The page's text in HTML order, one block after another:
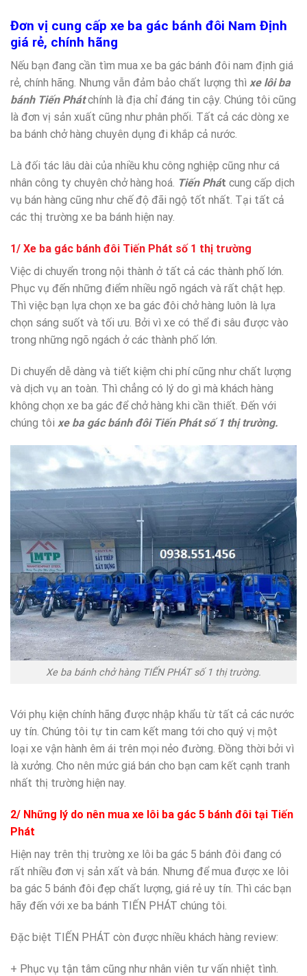
Đơn vị cung cấp xe ba gác bánh đôi Nam Định
giá rẻ, chính hãng
Nếu bạn đang cần tìm mua xe ba gác bánh đôi nam định giá
rẻ, chính hãng. Nhưng vẫn đảm bảo chất lượng thì xe lôi ba
bánh Tiến Phátchính là địa chỉ đáng tin cậy. Chúng tôi cũng
là đơn vị sản xuất cũng như phân phối. Tất cả các dòng xe
ba bánh chở hàng chuyên dụng đi khắp cả nước.
Là đối tác lâu dài của nhiều khu công nghiệp cũng như cá
nhân công ty chuyên chở hàng hoá. Tiến Phát cung cấp dịch
vụ bán hàng cũng như chế độ đãi ngộ tốt nhất. Tại tất cả
các thị trường xe ba bánh hiện nay.
1/ Xe ba gác bánh đôi Tiến Phát số 1 thị trường
Việc di chuyển trong nội thành ở tất cả các thành phố lớn.
Phục vụ đến những điểm nhiều ngõ ngách và rất chật hẹp.
Thì việc bạn lựa chọn xe ba gác đôi chở hàng luôn là lựa
chọn sáng suốt và tối ưu. Bởi vì xe có thể đi sâu được vào
trong những ngõ ngách ở các thành phố lớn.
Di chuyển dễ dàng và tiết kiệm chi phí cũng như chất lượng
và dịch vụ an toàn. Thì chẳng có lý do gì mà khách hàng
không chọn xe ba gác để chở hàng khi cần thiết. Đến với
chúng tôi xe ba gác bánh đôi Tiến Phát số 1 thị trường.
Xe ba bánh chở hàng TIẾN PHÁT số 1 thị trường.
Với phụ kiện chính hãng được nhập khẩu từ tất cả các nước
uy tín. Chúng tôi tự tin cam kết mang tới cho quý vị một
loại xe vận hành êm ái trên mọi nẻo đường. Đồng thời bởi vì
là xưởng. Cho nên mức giá bán cho bạn cam kết cạnh tranh
nhất thị trường hiện nay.
2/ Những lý do nên mua xe lôi ba gác 5 bánh đôi tại Tiến
Phát
Hiện nay trên thị trường xe lôi ba gác 5 bánh đôi đang có
rất nhiều đơn vị sản xất và bán. Nhưng để mua được xe lôi
ba gác 5 bánh đôi đẹp chất lượng, giá rẻ uy tín. Thì các bạn
hãy đến với xe ba bánh TIẾN PHÁT chúng tôi.
Đặc biệt TIẾN PHÁT còn được nhiều khách hàng review:
+ Phục vụ tận tâm cũng như nhân viên tư vấn nhiệt tình.